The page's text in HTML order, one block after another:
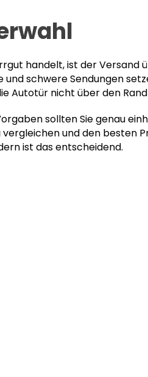
handelt, ist der Versand
schwere Sendungen
Autotür nicht über den
sollten Sie genau
und den besten
ist das entscheidend.